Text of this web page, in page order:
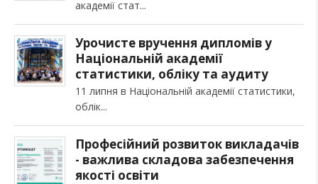
академії стат
Урочисте вручення дипломів у
Національній академії
статистики, обліку та аудиту
11 липня в Національній академії статистики,
облік
Професійний розвиток викладачів
- важлива складова забезпечення
якості освіти